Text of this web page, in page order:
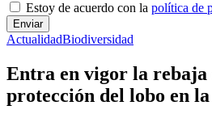
Estoy de acuerdo con la política de
ActualidadBiodiversidad
Entra en vigor la rebaja
protección del lobo en